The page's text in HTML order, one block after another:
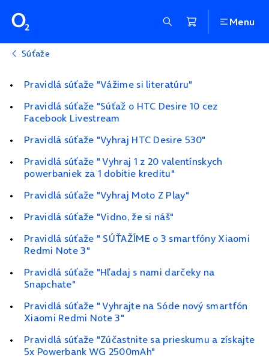
Menu
Súťaže
Pravidlá súťaže "Vážime si literatúru"
Pravidlá súťaže "Súťaž o HTC Desire 10 cez
Facebook Livestream
Pravidlá súťaže "Vyhraj HTC Desire 530"
Pravidlá súťaže " Vyhraj 1 z 20 valentínskych
powerbaniek za 1 dobitie kreditu"
Pravidlá súťaže "Vyhraj Moto Z Play"
Pravidlá súťaže "Vidno, že si náš"
Pravidlá súťaže " SÚŤAŽÍME o 3 smartfóny Xiaomi
Redmi Note 3"
Pravidlá súťaže "Hľadaj s nami darčeky na
Snapchate"
Pravidlá súťaže " Vyhrajte na Sóde nový smartfón
Xiaomi Redmi Note 3"
Pravidlá súťaže "Zúčastnite sa prieskumu a získajte
5x Powerbank WG 2500mAh"